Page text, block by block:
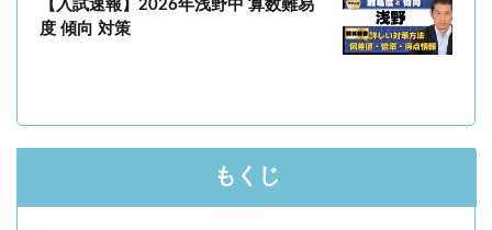
【入試速報】2026年浅野中 算数難易
度 傾向 対策
もくじ